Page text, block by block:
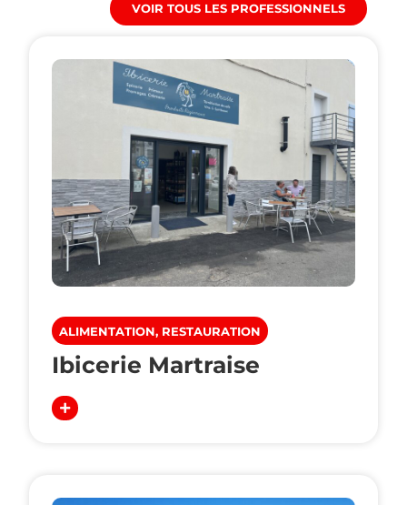
VOIR TOUS LES PROFESSIONNELS
ALIMENTATION, RESTAURATION
Ibicerie Martraise